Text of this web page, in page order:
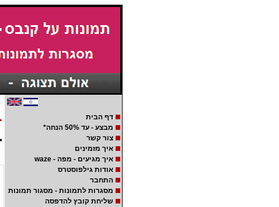
דף הבית
מבצע - עד 50% הנחה*
צור קשר
איך מזמינים
איך מגיעים - מפה - waze
אודות גילפוסטרס
התחבר
מסגרות לתמונות - מסגור תמונות
שליחת קובץ להדפסה